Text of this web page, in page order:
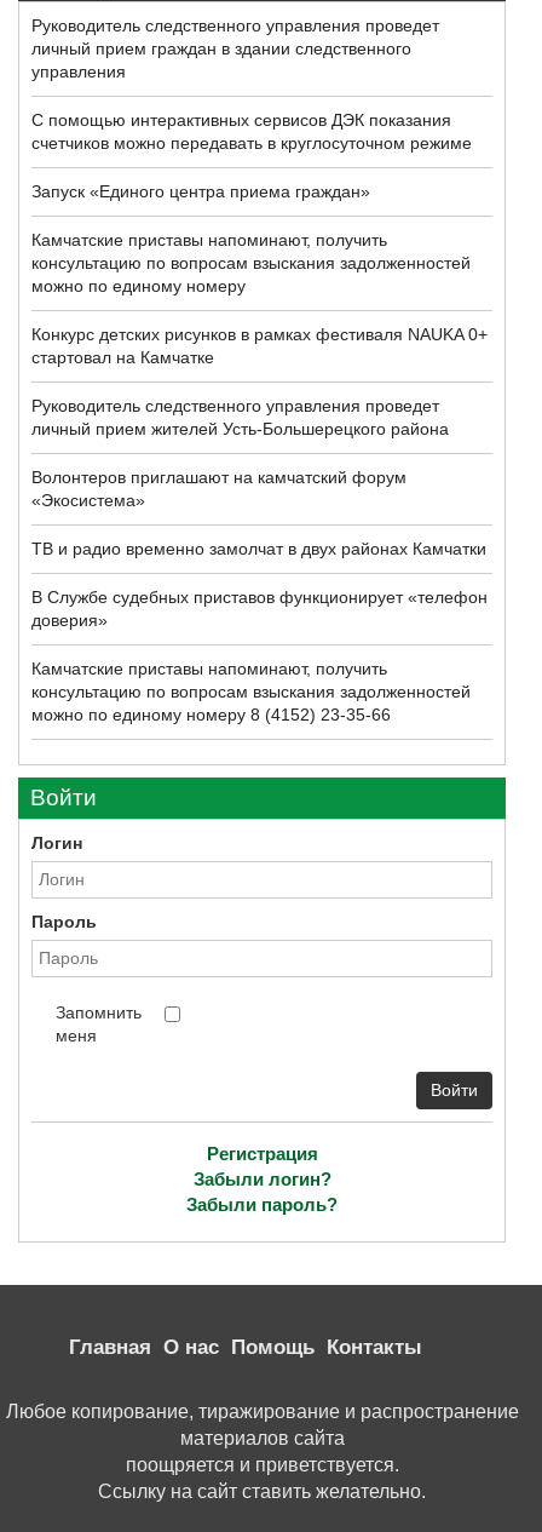
Руководитель следственного управления проведет
личный прием граждан в здании следственного
управления
С помощью интерактивных сервисов ДЭК показания
счетчиков можно передавать в круглосуточном режиме
Запуск «Единого центра приема граждан»
Камчатские приставы напоминают, получить
консультацию по вопросам взыскания задолженностей
можно по единому номеру
Конкурс детских рисунков в рамках фестиваля NAUKA 0+
стартовал на Камчатке
Руководитель следственного управления проведет
личный прием жителей Усть-Большерецкого района
Волонтеров приглашают на камчатский форум
«Экосистема»
ТВ и радио временно замолчат в двух районах Камчатки
В Службе судебных приставов функционирует «телефон
доверия»
Камчатские приставы напоминают, получить
консультацию по вопросам взыскания задолженностей
можно по единому номеру 8 (4152) 23-35-66
Войти
Логин
Пароль
Запомнить
меня
Войти
Регистрация
Забыли логин?
Забыли пароль?
Главная О нас Помощь Контакты
Любое копирование, тиражирование и распространение
материалов сайта
поощряется и приветствуется.
Ссылку на сайт ставить желательно.